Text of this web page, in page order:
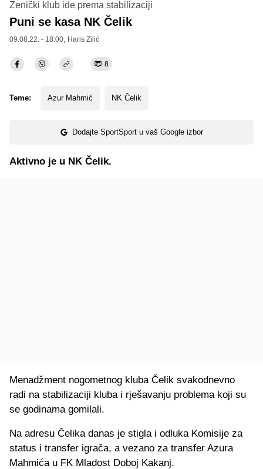
Zenički klub ide prema stabilizaciji
Puni se kasa NK Čelik
09.08.22. - 18:00, Haris Zilić
8
Teme: Azur Mahmić NK Čelik
Dodajte SportSport u vaš Google izbor
Aktivno je u NK Čelik.
Menadžment nogometnog kluba Čelik svakodnevno
radi na stabilizaciji kluba i rješavanju problema koji su
se godinama gomilali.
Na adresu Čelika danas je stigla i odluka Komisije za
status i transfer igrača, a vezano za transfer Azura
Mahmića u FK Mladost Doboj Kakanj.